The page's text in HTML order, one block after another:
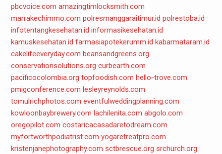
pbcvoice.com amazingtimlocksmith.com
marrakechimmo.com polresmanggaraitimur.id polrestoba.id
infotentangkesehatan.id informasikesehatan.id
kamuskesehatan.id farmasiapotekerumm.id kabarmataram.id
cakelifeeveryday.com beansandgreens.org
conservationsolutions.org curbearth.com
pacificocolombia.org topfoodish.com hello-trove.com
pmigconference.com lesleyreynolds.com
tomulrichphotos.com eventfulweddingplanning.com
kowloonbaybrewery.com lachilenita.com abgolo.com
oregopilot.com costaricacasadaretodream.com
myfortworthpodiatrist.com yogaretreatpro.com
kristenjanephotography.com sctbrescue.org srchurch.org